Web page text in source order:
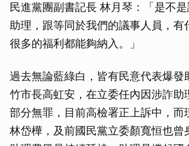
民進黨團副書記長 林月琴：「是不
助理，跟等同於我們的議事人員，有
很多的福利都能夠納入。」
過去無論藍綠白，皆有民意代表爆發
竹市長高虹安，在立委任內因涉詐助
部分無罪，目前高檢署正上訴中，而
林岱樺，及前國民黨立委顏寬恒也曾